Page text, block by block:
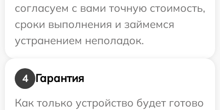
согласуем с вами точную стоимость,
сроки выполнения и займемся
устранением неполадок.
4
Гарантия
Как только устройство будет готово